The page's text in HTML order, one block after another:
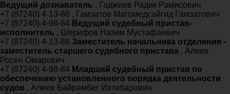
Ведущий дознаватель , Гаджиев Радик Рамисович
+7 (87240) 4-13-88 , Гамзатов Магомедсайгид Гамзатович
+7 (87240) 4-98-84 Ведущий судебный пристав-
исполнитель , Шерифов Назим Мустафаевич
+7 (87240) 4-13-88 Заместитель начальника отделения -
заместитель старшего судебного пристава , Алиев
Росен Омарович
+7 (87240) 4-98-84 Младший судебный пристав по
обеспечению установленного порядка деятельности
судов , Алиев Байрамбег Ихтибарович